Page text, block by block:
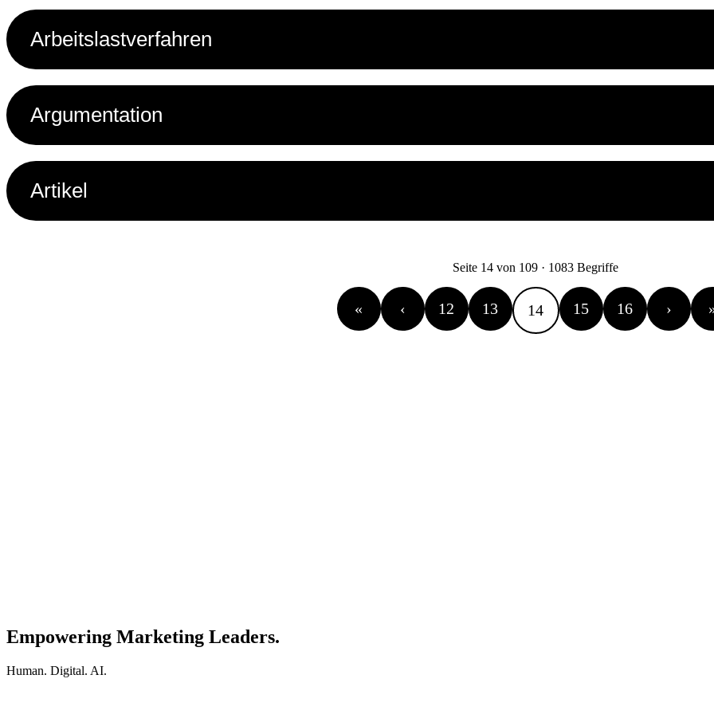
Arbeitslastverfahren
Argumentation
Artikel
Seite 14 von 109 · 1083 Begriffe
« ‹ 12 13 14 15 16 ›
Empowering Marketing Leaders.
Human. Digital. AI.